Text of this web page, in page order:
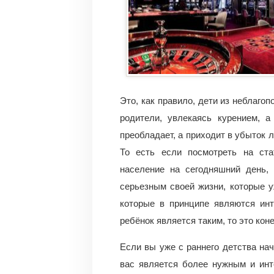
Это, как правило, дети из
родители, увлекаясь курением,
преобладает, а приходит в убыток
То есть если посмотреть на
население на сегодняшний
серьезным своей жизни, которые
которые в принципе являются
ребёнок является таким, то это
Если вы уже с раннего детства
вас является более нужным и